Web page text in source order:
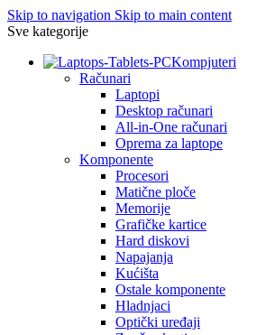
Skip to navigation Skip to main content
Sve kategorije
Kompjuteri
Računari
Laptopi
Desktop računari
All-in-One računari
Oprema za laptope
Komponente
Procesori
Matične ploče
Memorije
Grafičke kartice
Hard diskovi
Napajanja
Kućišta
Ostale komponente
Hladnjaci
Optički uređaji